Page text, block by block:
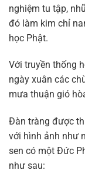
nghiệm tu tập,
đó làm kim chỉ
học Phật.
Với truyền thống
ngày xuân các
mưa thuận gió
Đàn tràng được
với hình ảnh như
sen có một Đức
như sau: